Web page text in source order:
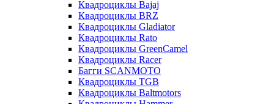
Квадроциклы Bajaj
Квадроциклы BRZ
Квадроциклы Gladiator
Квадроциклы Rato
Квадроциклы GreenCamel
Квадроциклы Racer
Багги SCANMOTO
Квадроциклы TGB
Квадроциклы Baltmotors